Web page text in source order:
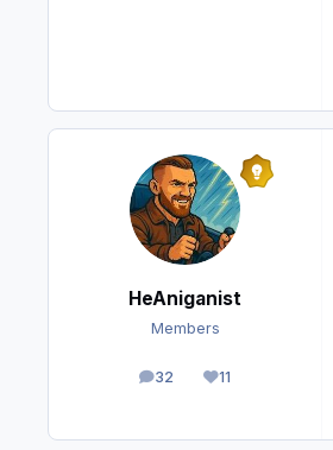
HeAniganist
Members
32
posts 11
Reputation